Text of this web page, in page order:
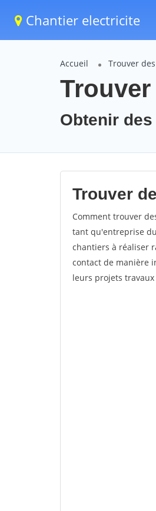
Chantier electricite
Accueil Trouver
Obtenir
Trouver
Comment trouver
tant qu'entreprise
chantiers à réaliser
contact de manière
leurs projets